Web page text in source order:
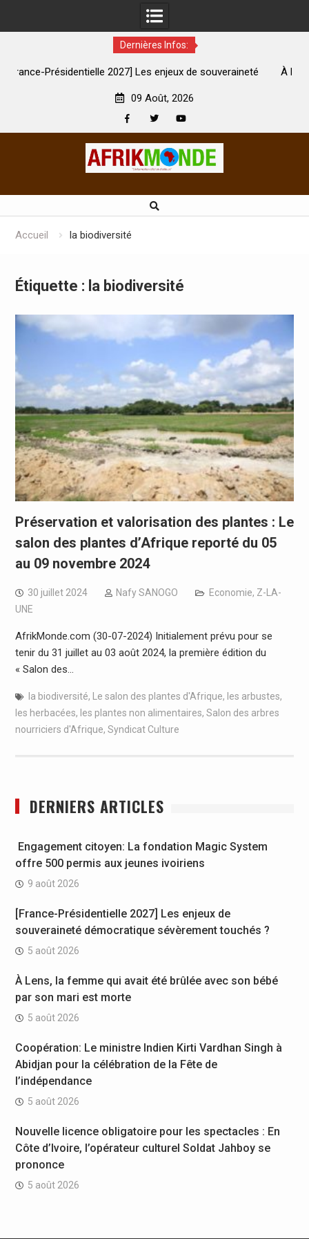
Dernières Infos:
Les enjeux de souveraineté
À Lens, la femme qui avait
09 Août, 2026
Accueil la biodiversité
Étiquette : la biodiversité
Préservation et valorisation des plantes : Le
salon des plantes d’Afrique reporté du 05
au 09 novembre 2024
30 juillet 2024 Nafy SANOGO Economie, Z-LA-
UNE
AfrikMonde.com (30-07-2024) Initialement prévu pour se
tenir du 31 juillet au 03 août 2024, la première édition du
« Salon des…
la biodiversité, Le salon des plantes d'Afrique, les arbustes,
les herbacées, les plantes non alimentaires, Salon des arbres
nourriciers d'Afrique, Syndicat Culture
DERNIERS ARTICLES
Engagement citoyen: La fondation Magic System
offre 500 permis aux jeunes ivoiriens
9 août 2026
[France-Présidentielle 2027] Les enjeux de
souveraineté démocratique sévèrement touchés ?
5 août 2026
À Lens, la femme qui avait été brûlée avec son bébé
par son mari est morte
5 août 2026
Coopération: Le ministre Indien Kirti Vardhan Singh à
Abidjan pour la célébration de la Fête de
l’indépendance
5 août 2026
Nouvelle licence obligatoire pour les spectacles : En
Côte d’Ivoire, l’opérateur culturel Soldat Jahboy se
prononce
5 août 2026